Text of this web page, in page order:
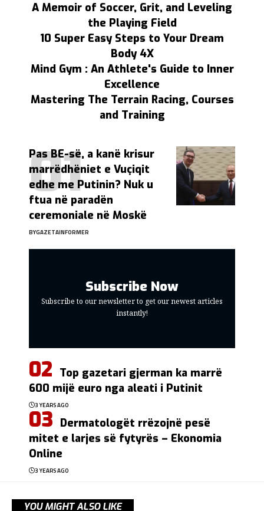
A Memoir of Soccer, Grit, and Leveling
the Playing Field
10 Super Easy Steps to Your Dream
Body 4X
Mind Gym : An Athlete's Guide to Inner
Excellence
Mastering The Terrain Racing, Courses
and Training
Pas BE-së, a kanë krisur
marrëdhëniet e Vuçiqit
edhe me Putinin? Nuk u
ftua në paradën
ceremoniale në Moskë
BYGAZETAINFORMER
Subscribe Now
Subscribe to our newsletter to get our newest articles
instantly!
Top gazetari gjerman ka marrë
600 mijë euro nga aleati i Putinit
3 YEARS AGO
Dermatologët rrëzojnë pesë
mitet e larjes së fytyrës – Ekonomia
Online
3 YEARS AGO
YOU MIGHT ALSO LIKE